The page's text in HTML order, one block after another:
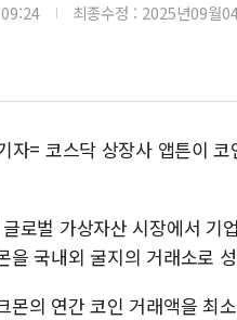
최종수정 : 2025년09월
자= 코스닥 상장사 앱튼이
로벌 가상자산 시장에서 기
을 국내외 굴지의 거래소로
몬의 연간 코인 거래액을 최